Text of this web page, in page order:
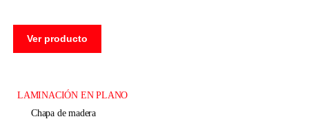
Ver producto
LAMINACIÓN EN PLANO
chapa de madera